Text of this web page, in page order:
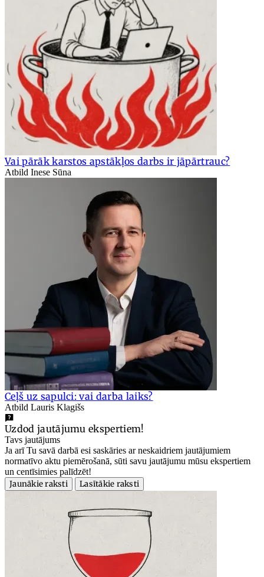
Vai pārāk karstos apstākļos darbs ir jāpārtrauc?
Atbild Inese Sūna
Ceļš uz sapulci: vai darba laiks?
Atbild Lauris Klagišs
Uzdod jautājumu ekspertiem!
Tavs jautājums
Ja arī Tu savā darbā esi saskāries ar neskaidriem jautājumiem
normatīvo aktu piemērošanā, sūti savu jautājumu mūsu ekspertiem
un centīsimies palīdzēt!
Jaunākie raksti
Lasītākie raksti